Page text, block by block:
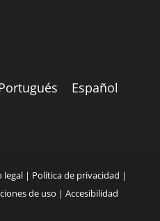
Español
legal | Política de privacidad |
de uso | Accesibilidad